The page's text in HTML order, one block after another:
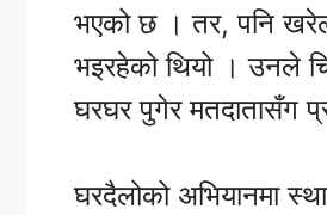
भएको छ । तर, पनि
भइरहेको थियो । उनले
घरघर पुगेर मतदातासँग
घरदैलोको अभियानमा